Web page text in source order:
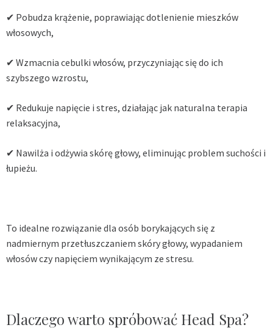
✔ Pobudza krążenie, poprawiając dotlenienie mieszków
włosowych,
✔ Wzmacnia cebulki włosów, przyczyniając się do ich
szybszego wzrostu,
✔ Redukuje napięcie i stres, działając jak naturalna terapia
relaksacyjna,
✔ Nawilża i odżywia skórę głowy, eliminując problem suchości i
łupieżu.
To idealne rozwiązanie dla osób borykających się z
nadmiernym przetłuszczaniem skóry głowy, wypadaniem
włosów czy napięciem wynikającym ze stresu.
Dlaczego warto spróbować Head Spa?